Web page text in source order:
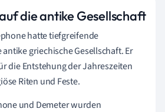
die antike Gesellschaft
hatte tiefgreifende
griechische Gesellschaft. Er
die Entstehung der Jahreszeiten
Riten und Feste.
und Demeter wurden